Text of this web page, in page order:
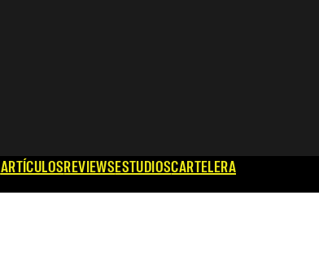
ARTÍCULOSREVIEWSESTUDIOSCARTELERA